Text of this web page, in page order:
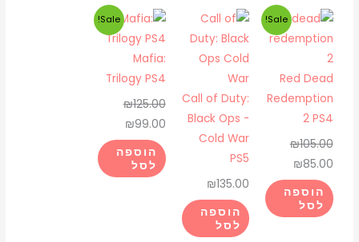
ps4
Red Dead
Redemption
2 PS4
Sale!
₪105.00
המחיר
המקורי
היה:
₪105.00.
₪85.00
המחיר
הנוכחי
₪85.00.
הוספה
לסל
Call of Duty:
Black Ops -
Cold War
PS5
₪135.00
הוספה
לסל
Mafia:
Trilogy PS4
Sale!
₪125.00
המחיר
המקורי
היה:
₪125.00.
₪99.00
המחיר
הנוכחי
₪99.00.
הוספה
לסל